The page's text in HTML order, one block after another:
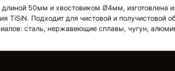
50мм и хвостовиком Ø4мм, изготовлена из
TiSiN. Подходит для чистовой и получистовой
сталь, нержавеющие сплавы, чугун,